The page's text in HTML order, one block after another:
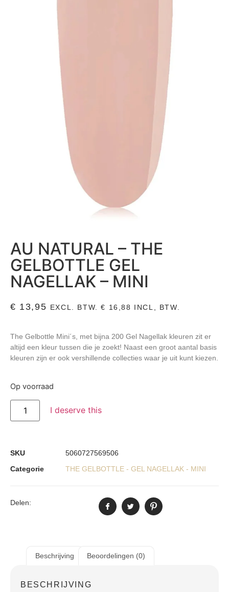
AU NATURAL – THE
GELBOTTLE GEL
NAGELLAK – MINI
€ 13,95 EXCL. BTW.€ 16,88 INCL, BTW.
The Gelbottle Mini´s, met bijna 200 Gel Nagellak kleuren zit er
altijd een kleur tussen die je zoekt! Naast een groot aantal basis
kleuren zijn er ook vershillende collecties waar je uit kunt kiezen.
Op voorraad
I deserve this
SKU
5060727569506
Categorie
THE GELBOTTLE - GEL NAGELLAK - MINI
Delen:
Beschrijving Beoordelingen (0)
BESCHRIJVING